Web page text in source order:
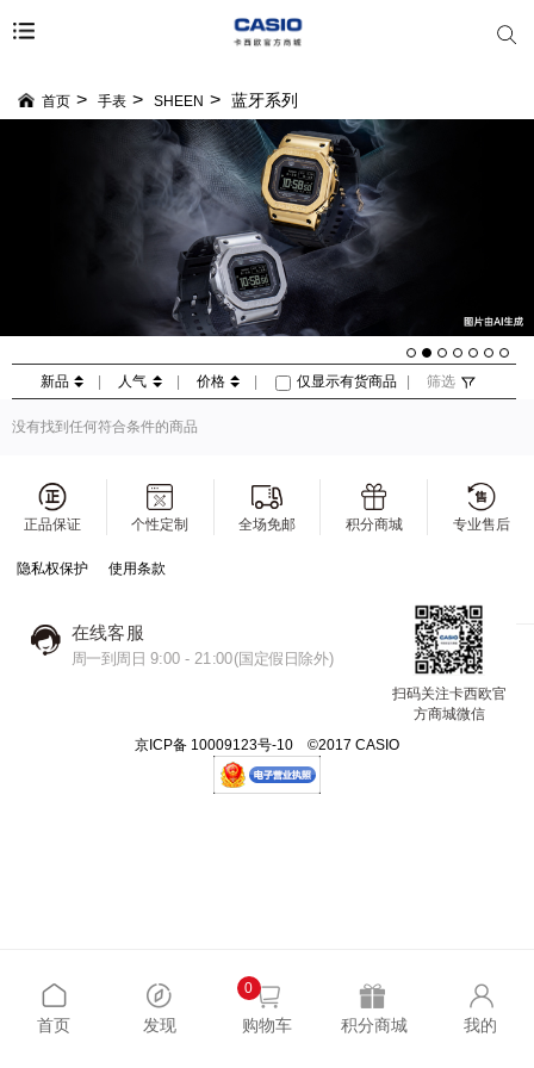
首页 手表 SHEEN 蓝牙系列
新品 人气 价格 仅显示有货商品 筛选
没有找到任何符合条件的商品
正品保证 个性定制 全场免邮 积分商城 专业售后
隐私权保护 使用条款
在线客服
周一到周日 9:00 - 21:00(国定假日除外)
扫码关注卡西欧官
方商城微信
京ICP备 10009123号-10 ©2017 CASIO
首页 发现
0
购物车 积分商城 我的